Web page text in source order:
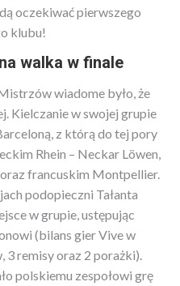
oczekiwać pierwszego
klubu!
walka w finale
wiadome było, że
Kielczanie w swojej grupie
z którą do tej pory
Rhein – Neckar Löwen,
francuskim Montpellier.
podopieczni Tałanta
w grupie, ustępując
(bilans gier Vive w
remisy oraz 2 porażki).
polskiemu zespołowi grę